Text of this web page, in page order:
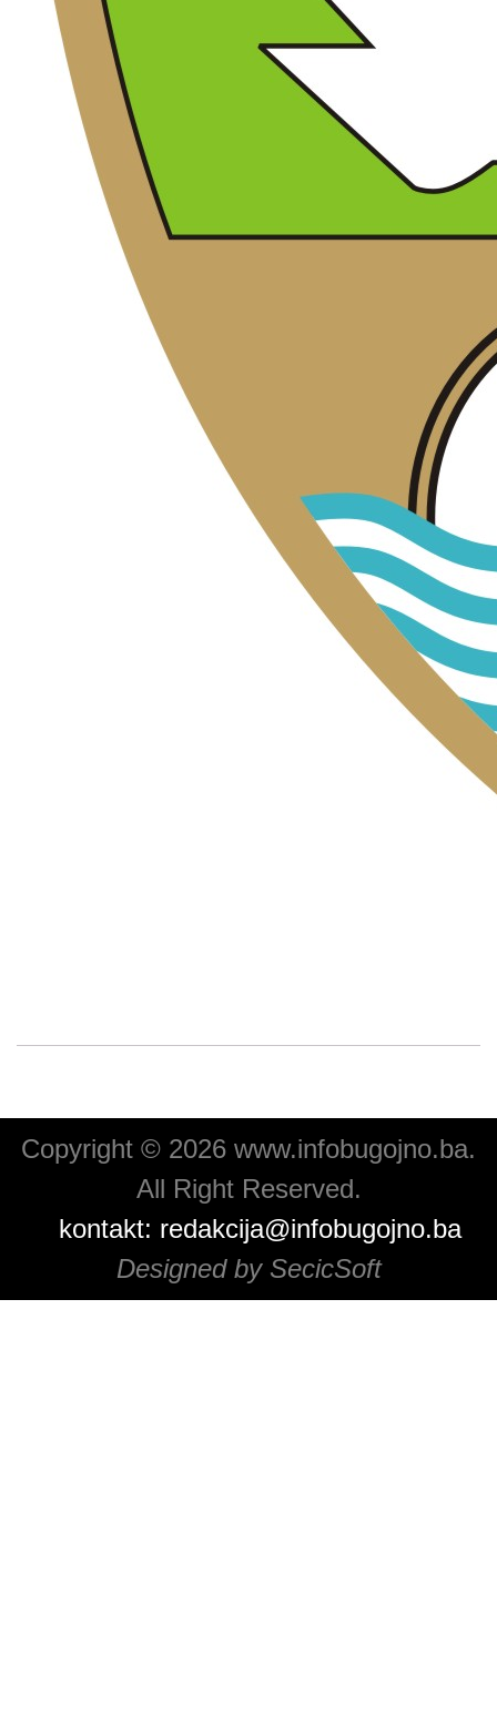
Copyright © 2026 www.infobugojno.ba.
All Right Reserved.
kontakt: redakcija@infobugojno.ba
Designed by SecicSoft